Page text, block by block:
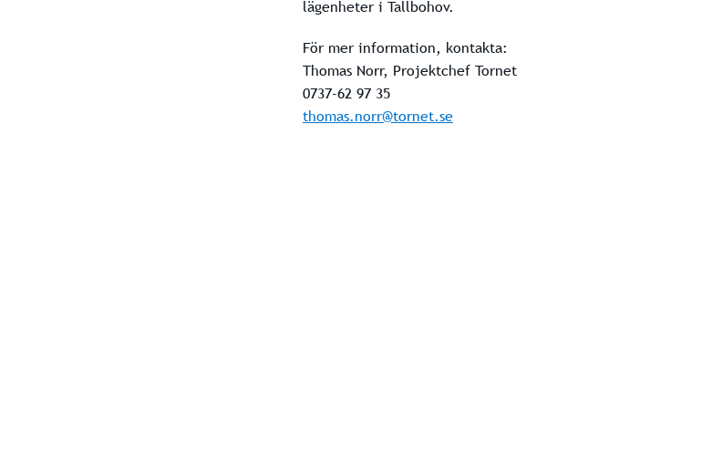
lägenheter i Tallbohov.
För mer information, kontakta:
Thomas Norr, Projektchef Tornet
0737-62 97 35
thomas.norr@tornet.se